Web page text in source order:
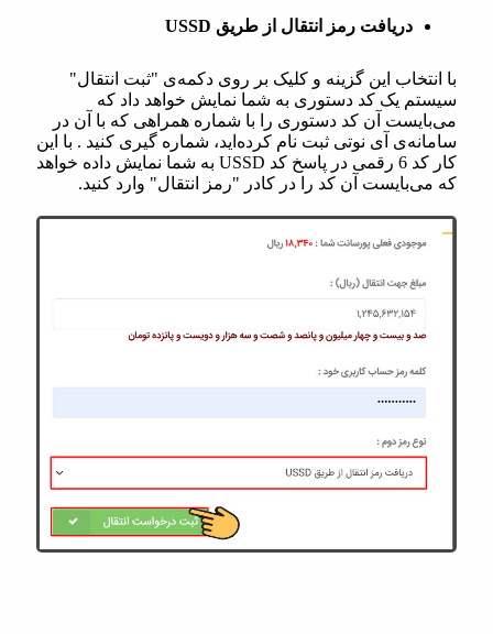
دریافت رمز انتقال از طریق USSD
با انتخاب این گزینه و کلیک بر روی دکمه‌ی "ثبت انتقال"
سیستم یک کد دستوری به شما نمایش خواهد داد که
می‌بایست آن کد دستوری را با شماره همراهی که با آن در
سامانه‌ی آی نوتی ثبت نام کرده‌اید، شماره گیری کنید . با این
کار کد 6 رقمی در پاسخ کد USSD به شما نمایش داده خواهد
که می‌بایست آن کد را در کادر "رمز انتقال" وارد کنید.